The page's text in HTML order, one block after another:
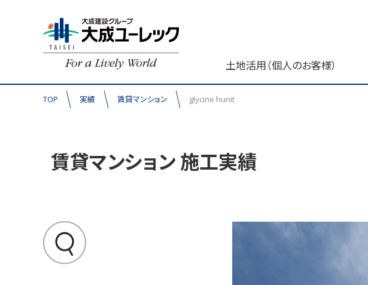
土地活用（個人のお客様）
TOP 実績 賃貸マンション glycine hunit
賃貸マンション 施工実績